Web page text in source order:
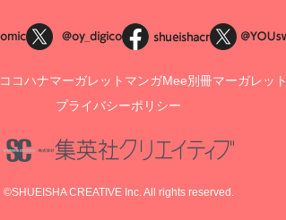
ココハナマーガレット マンガMee別冊マーガレット
プライバシーポリシー
©SHUEISHA CREATIVE Inc. All rights reserved.